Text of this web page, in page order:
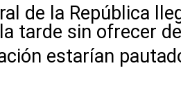
de la República
tarde sin ofrecer
estarían